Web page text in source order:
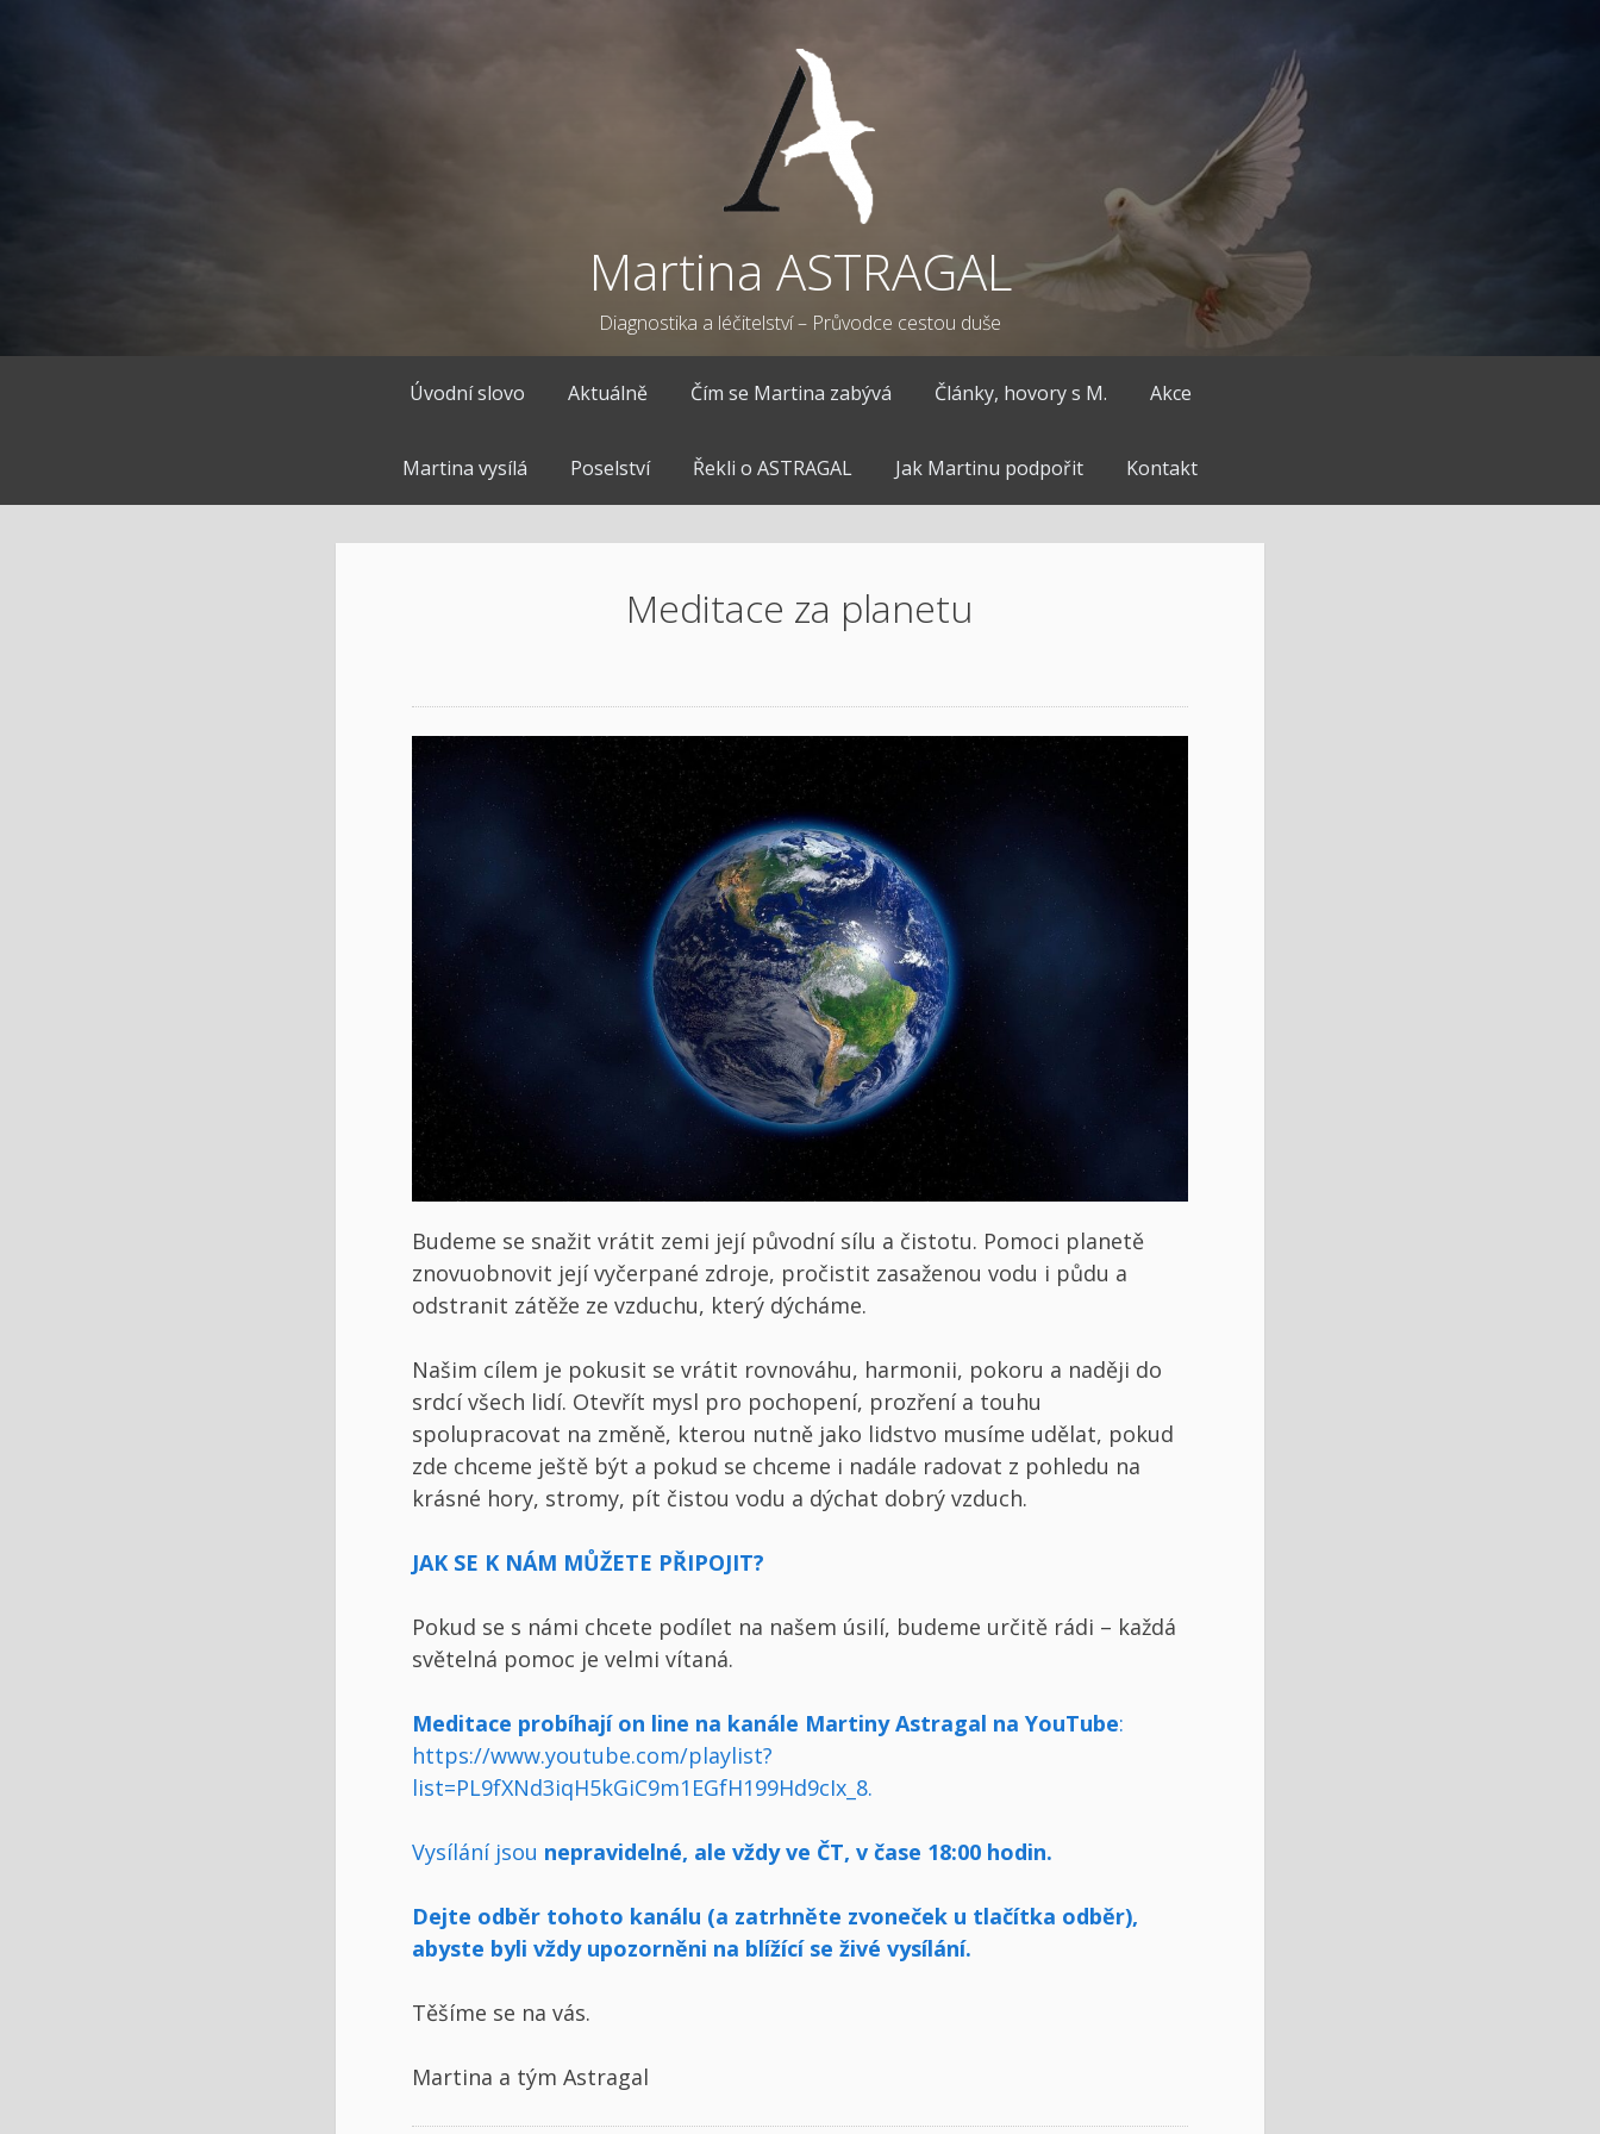
Martina ASTRAGAL
Diagnostika a léčitelství – Průvodce cestou duše
Úvodní slovo Aktuálně Čím se Martina zabývá Články, hovory s M. Akce
Martina vysílá Poselství Řekli o ASTRAGAL Jak Martinu podpořit Kontakt
Meditace za planetu
Budeme se snažit vrátit zemi její původní sílu a čistotu. Pomoci planetě
znovuobnovit její vyčerpané zdroje, pročistit zasaženou vodu i půdu a
odstranit zátěže ze vzduchu, který dýcháme.
Našim cílem je pokusit se vrátit rovnováhu, harmonii, pokoru a naději do
srdcí všech lidí. Otevřít mysl pro pochopení, prozření a touhu
spolupracovat na změně, kterou nutně jako lidstvo musíme udělat, pokud
zde chceme ještě být a pokud se chceme i nadále radovat z pohledu na
krásné hory, stromy, pít čistou vodu a dýchat dobrý vzduch.
JAK SE K NÁM MŮŽETE PŘIPOJIT?
Pokud se s námi chcete podílet na našem úsilí, budeme určitě rádi – každá
světelná pomoc je velmi vítaná.
Meditace probíhají on line na kanále Martiny Astragal na YouTube:
https://www.youtube.com/playlist?
list=PL9fXNd3iqH5kGiC9m1EGfH199Hd9cIx_8.
Vysílání jsou nepravidelné, ale vždy ve ČT, v čase 18:00 hodin.
Dejte odběr tohoto kanálu (a zatrhněte zvoneček u tlačítka odběr),
abyste byli vždy upozorněni na blížící se živé vysílání.
Těšíme se na vás.
Martina a tým Astragal